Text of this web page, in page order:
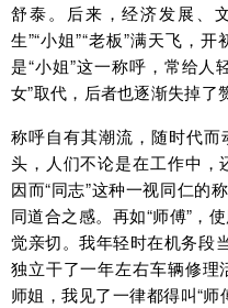
舒泰。后来，经济发展、
生”“小姐”“老板”满天飞，
是“小姐”这一称呼，常给人
女”取代，后者也逐渐失掉了
称呼自有其潮流，随时代而
头，人们不论是在工作中，
因而“同志”这种一视同仁的
同道合之感。再如“师傅”，
觉亲切。我年轻时在机务段
独立干了一年左右车辆修
师姐，我见了一律都得叫“师